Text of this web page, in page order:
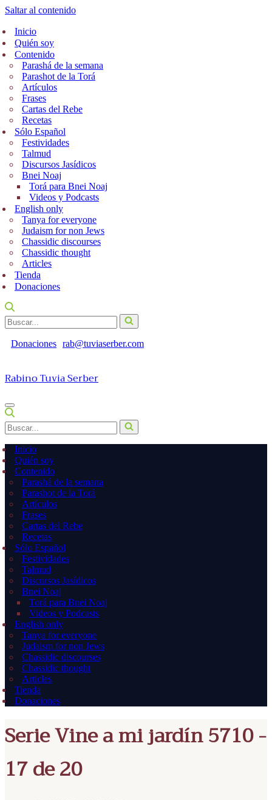
Saltar al contenido
Inicio
Quién soy
Contenido
Parashá de la semana
Parashot de la Torá
Artículos
Frases
Cartas del Rebe
Recetas
Sólo Español
Festividades
Talmud
Discursos Jasídicos
Bnei Noaj
Torá para Bnei Noaj
Videos y Podcasts
English only
Tanya for everyone
Judaism for non Jews
Chassidic discourses
Chassidic thought
Articles
Tienda
Donaciones
Buscar...
Donaciones rab@tuviaserber.com
Rabino Tuvia Serber
Menú
de
navegación
Buscar...
Inicio
Quién soy
Contenido
Parashá de la semana
Parashot de la Torá
Artículos
Frases
Cartas del Rebe
Recetas
Sólo Español
Festividades
Talmud
Discursos Jasídicos
Bnei Noaj
Torá para Bnei Noaj
Videos y Podcasts
English only
Tanya for everyone
Judaism for non Jews
Chassidic discourses
Chassidic thought
Articles
Tienda
Donaciones
Serie Vine a mi jardín 5710 -
17 de 20